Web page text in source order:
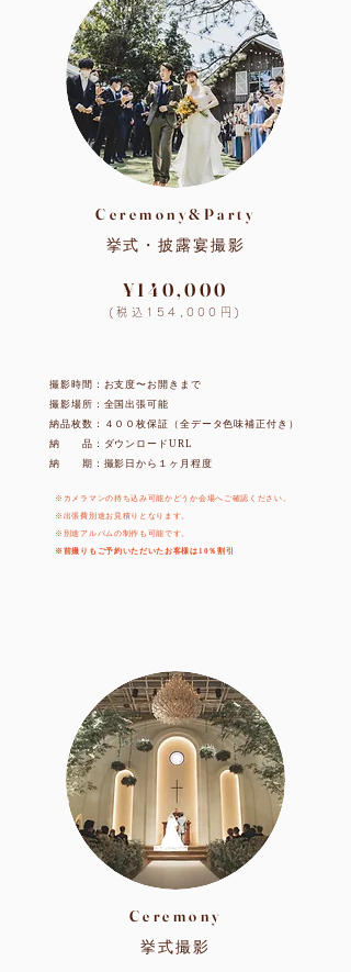
Ceremony&Party
挙式・披露宴撮影
¥140,000
(税込154 ,000円)
撮影時間：お支度〜お開きまで
撮影場所：全国出張可能
納品枚数：４００枚保証（全データ色味補正付き）
納 品：ダウンロードURL
​納 期：撮影日から１ヶ月程度
※カメラマンの持ち込み可能かどうか会場へご確認ください。
​※出張費別途お見積りとなります。
​※別途アルバムの制作も可能です。
​※前撮りもご予約いただいたお客様は10％割引
Ceremony
挙式撮影